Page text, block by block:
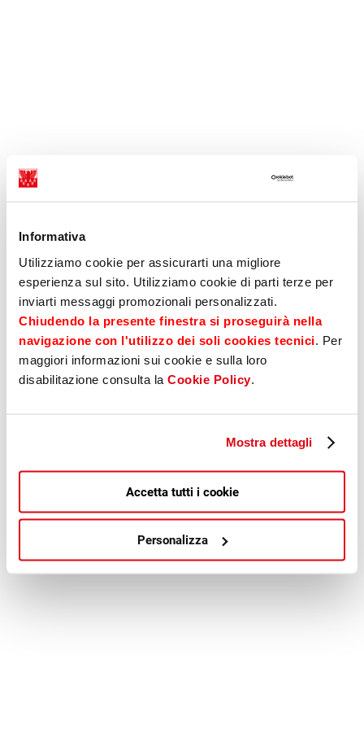
Informativa
Utilizziamo cookie per assicurarti una migliore
esperienza sul sito. Utilizziamo cookie di parti terze per
inviarti messaggi promozionali personalizzati.
Chiudendo la presente finestra si proseguirà nella
navigazione con l'utilizzo dei soli cookies tecnici . Per
maggiori informazioni sui cookie e sulla loro
disabilitazione consulta la Cookie Policy.
Mostra dettagli
Accetta tutti i cookie
Personalizza